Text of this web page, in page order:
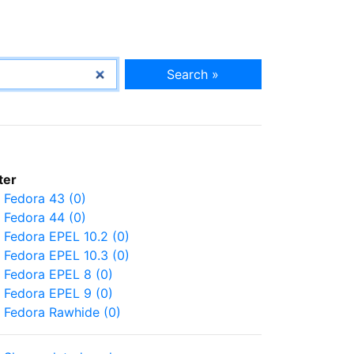
Search »
Fedora 43 (0)
Fedora 44 (0)
Fedora EPEL 10.2 (0)
Fedora EPEL 10.3 (0)
Fedora EPEL 8 (0)
Fedora EPEL 9 (0)
Fedora Rawhide (0)